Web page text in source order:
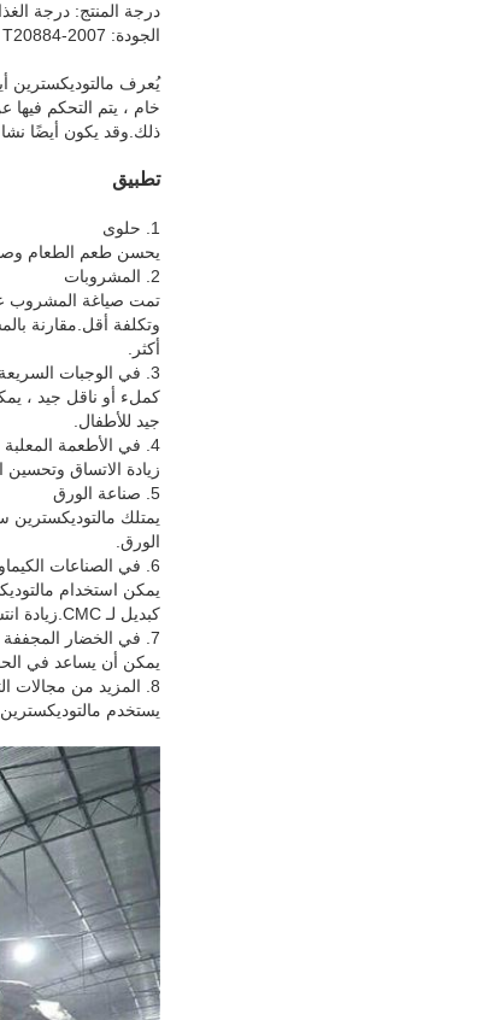
درجة المنتج: درجة
الجودة: GB / T20884-2007
يُعرف مالتوديكسترين
خام ، يتم التحكم فيها
ذلك.وقد يكون أيضًا نشا
تطبيق
1. حلوى
يحسن طعم الطعام
2. المشروبات
تمت صياغة المشروب
وتكلفة أقل.مقارنة
أكثر.
3. في الوجبات السريعة
كملء أو ناقل جيد ،
جيد للأطفال.
4. في الأطعمة المعلبة
زيادة الاتساق وتحسين
5. صناعة الورق
يمتلك
الورق.
6. في الصناعات الكيماوية والصيدلانية
يمكن استخدام
كبديل لـ CMC.زيادة انتشار واستقرار المبيدات.إنها مادة سواغ وحشو جيدة في العملية الصيدلانية.
7. في الخضار المجففة
يمكن أن يساعد في
8. المزيد من مجالات التطبيق
يستخدم